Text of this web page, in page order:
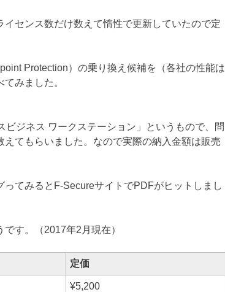
センス数だけ数えて惰性で更新していたので定
Protection）の乗り換え候補を（各社の性能は
みました。
ジネス ワークステーション」というもので、問
てもらいました。なので実際の納入金額は販売
てみるとF-SecureサイトでPDFがヒットしまし
す。（2017年2月現在）
定価
¥5,200